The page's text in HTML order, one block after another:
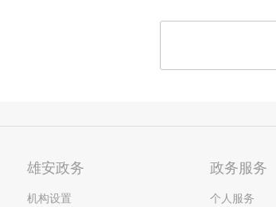
雄安政务
机构设置
政务服务
个人服务